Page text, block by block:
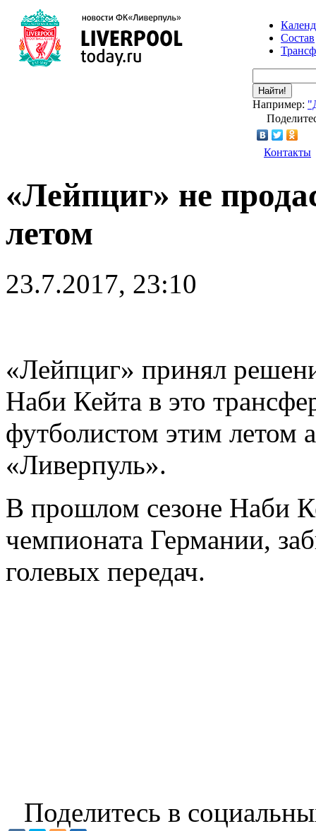
Состав
Найти!
Например:
Контакты
«Лейпциг» не
летом
23.7.2017, 23:10
«Лейпциг» принял
Наби Кейта в это
футболистом этим летом
«Ливерпуль».
В прошлом сезоне Наби
чемпионата Германии,
голевых передач.
Поделитесь в